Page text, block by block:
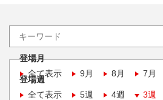
登場月
全て表示
9月 8月 7月
登場週
全て表示
5週 4週 3週